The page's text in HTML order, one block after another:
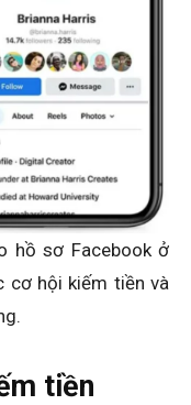
hồ sơ Facebook ở
cơ hội kiếm tiền và
tiền